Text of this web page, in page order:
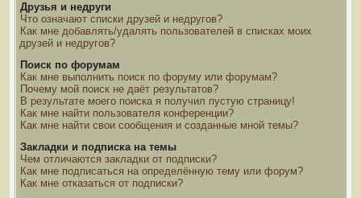
Друзья и недруги
Что означают списки друзей и недругов?
Как мне добавлять/удалять пользователей в списках моих
друзей и недругов?
Поиск по форумам
Как мне выполнить поиск по форуму или форумам?
Почему мой поиск не даёт результатов?
В результате моего поиска я получил пустую страницу!
Как мне найти пользователя конференции?
Как мне найти свои сообщения и созданные мной темы?
Закладки и подписка на темы
Чем отличаются закладки от подписки?
Как мне подписаться на определённую тему или форум?
Как мне отказаться от подписки?